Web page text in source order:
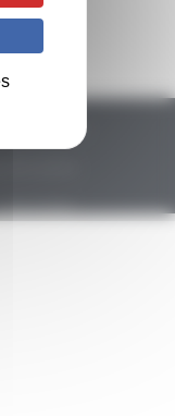
légales
Newsletter